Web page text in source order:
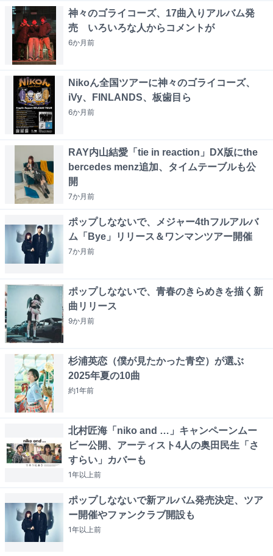
神々のゴライコーズ、17曲入りアルバム発
売 いろいろな人からコメントが
6か月前
Nikoん全国ツアーに神々のゴライコーズ、
iVy、FINLANDS、板歯目ら
6か月前
RAY内山結愛「tie in reaction」DX版にthe
bercedes menz追加、タイムテーブルも公
開
7か月前
ポップしなないで、メジャー4thフルアルバ
ム「Bye」リリース＆ワンマンツアー開催
7か月前
ポップしなないで、青春のきらめきを描く新
曲リリース
9か月前
杉浦英恋（僕が見たかった青空）が選ぶ
2025年夏の10曲
約1年前
北村匠海「niko and …」キャンペーンムー
ビー公開、アーティスト4人の奥田民生「さ
すらい」カバーも
1年以上前
ポップしなないで新アルバム発売決定、ツア
ー開催やファンクラブ開設も
1年以上前